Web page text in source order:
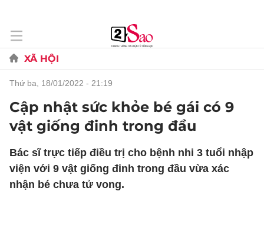
XÃ HỘI
thứ ba, 18/01/2022 - 21:19
Cập nhật sức khỏe bé gái có 9
vật giống đinh trong đầu
Bác sĩ trực tiếp điều trị cho bệnh nhi 3 tuổi nhập
viện với 9 vật giống đinh trong đầu vừa xác
nhận bé chưa tử vong.